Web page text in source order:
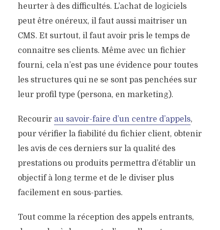
heurter à des difficultés. L’achat de logiciels
peut être onéreux, il faut aussi maitriser un
CMS. Et surtout, il faut avoir pris le temps de
connaitre ses clients. Même avec un fichier
fourni, cela n’est pas une évidence pour toutes
les structures qui ne se sont pas penchées sur
leur profil type (persona, en marketing).
Recourir au savoir-faire d’un centre d’appels,
pour vérifier la fiabilité du fichier client, obtenir
les avis de ces derniers sur la qualité des
prestations ou produits permettra d’établir un
objectif à long terme et de le diviser plus
facilement en sous-parties.
Tout comme la réception des appels entrants,